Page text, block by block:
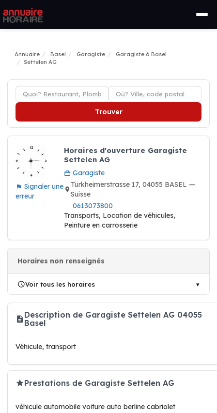
Annuaire Basel Garagiste
Garagiste à Basel
Settelen AG
Trouver
Signaler une
erreur
Horaires d'ouverture Garagiste
Settelen AG
Garagiste
Türkheimerstrasse 17, 04055 BASEL —
Suisse
0613073800
Transports, Location de véhicules,
Peinture en carrosserie
Horaires non renseignés
Voir tous les horaires
Description de Garagiste Settelen AG 04055
Basel
Véhicule, transport
Prestations de Garagiste Settelen AG
véhicule automobile voiture auto berline cabriolet